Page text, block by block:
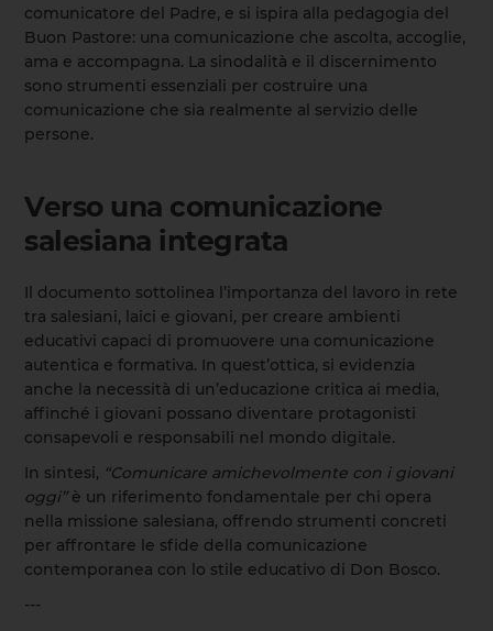
comunicatore del Padre, e si ispira alla pedagogia del
Buon Pastore: una comunicazione che ascolta, accoglie,
ama e accompagna. La sinodalità e il discernimento
sono strumenti essenziali per costruire una
comunicazione che sia realmente al servizio delle
persone.
Verso una comunicazione
salesiana integrata
Il documento sottolinea l’importanza del lavoro in rete
tra salesiani, laici e giovani, per creare ambienti
educativi capaci di promuovere una comunicazione
autentica e formativa. In quest’ottica, si evidenzia
anche la necessità di un’educazione critica ai media,
affinché i giovani possano diventare protagonisti
consapevoli e responsabili nel mondo digitale.
In sintesi, “Comunicare amichevolmente con i giovani
oggi”è un riferimento fondamentale per chi opera
nella missione salesiana, offrendo strumenti concreti
per affrontare le sfide della comunicazione
contemporanea con lo stile educativo di Don Bosco.
---